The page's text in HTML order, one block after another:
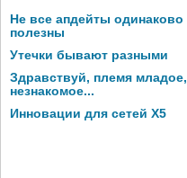
Не все апдейты одинаково
полезны
Утечки бывают разными
Здравствуй, племя младое,
незнакомое...
Инновации для сетей X5